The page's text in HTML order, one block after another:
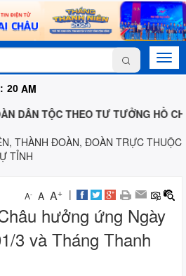
: 20 AM
TỘC THEO TƯ TƯỞNG HỒ
THÀNH ĐOÀN, ĐOÀN TRỰC THUỘC
TỈNH
A- A A+ |
hưởng ứng Ngày
3 và Tháng Thanh